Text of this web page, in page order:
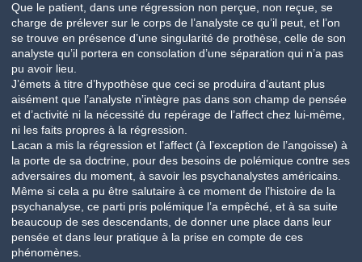
Que le patient, dans une régression non perçue, non reçue, se
charge de prélever sur le corps de l’analyste ce qu’il peut, et l’on
se trouve en présence d’une singularité de prothèse, celle de son
analyste qu’il portera en consolation d’une séparation qui n’a pas
pu avoir lieu.
J’émets à titre d’hypothèse que ceci se produira d’autant plus
aisément que l’analyste n’intègre pas dans son champ de pensée
et d’activité ni la nécessité du repérage de l’affect chez lui-même,
ni les faits propres à la régression.
Lacan a mis la régression et l’affect (à l’exception de l’angoisse) à
la porte de sa doctrine, pour des besoins de polémique contre ses
adversaires du moment, à savoir les psychanalystes américains.
Même si cela a pu être salutaire à ce moment de l’histoire de la
psychanalyse, ce parti pris polémique l’a empêché, et à sa suite
beaucoup de ses descendants, de donner une place dans leur
pensée et dans leur pratique à la prise en compte de ces
phénomènes.